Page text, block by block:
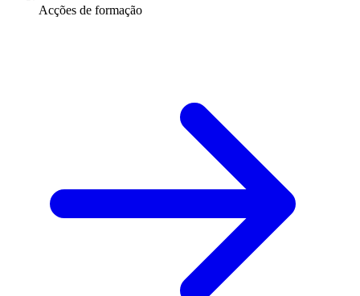
Acções de formação